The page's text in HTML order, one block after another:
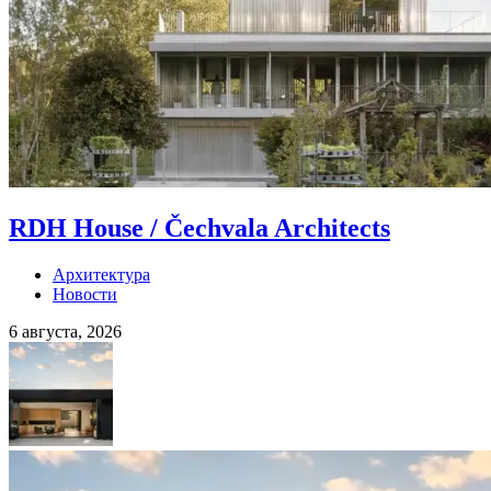
RDH House / Čechvala Architects
Архитектура
Новости
6 августа, 2026